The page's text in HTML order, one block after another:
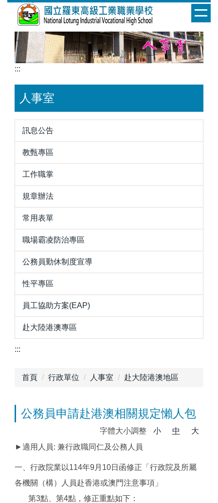
:::
人事室
訊息公告
教甄專區
工作職掌
規章辦法
常用表單
職場霸凌防治專區
公務員勤休制度宣導
性平專區
員工協助方案(EAP)
赴大陸港澳專區
:::
首頁 行政單位 人事室 赴大陸港澳地區
公務員申請赴港澳相關規定懶人包
字體大小調整 小 中
大
►適用人員: 兼行政職同仁及公務人員
一、行政院業以114年9月10日函修正「行政院及所屬
各機關（構）人員赴香港或澳門注意事項」
第3點、第4點，修正重點如下：